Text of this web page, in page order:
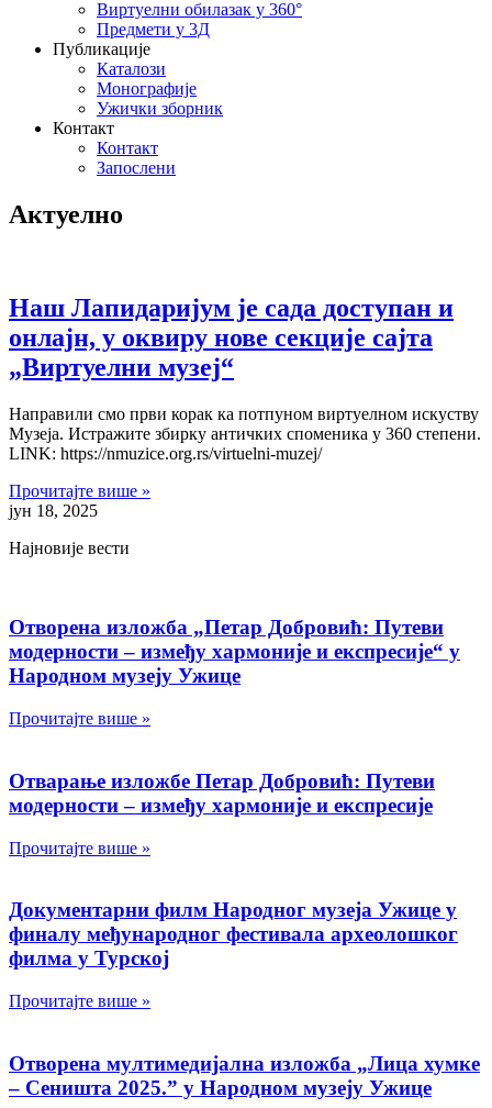
Виртуелни обилазак у 360°
Предмети у 3Д
Публикације
Каталози
Монографије
Ужички зборник
Контакт
Контакт
Запослени
Актуелно
Наш Лапидаријум је сада доступан и
онлајн, у оквиру нове секције сајта
„Виртуелни музеј“
Направили смо први корак ка потпуном виртуелном искуству
Музеја. Истражите збирку античких споменика у 360 степени.
LINK: https://nmuzice.org.rs/virtuelni-muzej/
Прочитајте више »
јун 18, 2025
Најновије вести
Отворена изложба „Петар Добровић: Путеви
модерности – између хармоније и експресије“ у
Народном музеју Ужице
Прочитајте више »
Отварање изложбе Петар Добровић: Путеви
модерности – између хармоније и експресије
Прочитајте више »
Документарни филм Народног музеја Ужице у
финалу међународног фестивала археолошког
филма у Турској
Прочитајте више »
Отворена мултимедијална изложба „Лица хумке
– Сеништа 2025.” у Народном музеју Ужице